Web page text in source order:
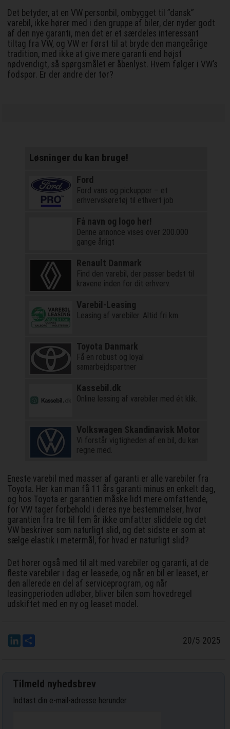
Det betyder, at en VW personbil, ombygget til ”dansk”
varebil, ikke hører med i den gruppe af biler, der nyder godt
af den nye garanti, men det er et særdeles interessant
tiltag fra VW, og VW er først til at bryde den mangeårige
tradition, med ikke at give mere garanti end højst
nødvendigt, så spørgsmålet er åbenlyst. Hvem følger i VW’s
fodspor. Er der andre der tør?
Løsninger du kan bruge!
Ford
Ford vans og pickupper – et
erhvervskøretøj til ethvert job
Få navn og logo her!
Denne annonce vises over 200.000
gange årligt
Renault Danmark
Find den varebil, der passer bedst til
kravene inden for dit erhverv.
Varebil-Leasing
Leasing af varebiler. Altid fri km.
Toyota Danmark
Få en robust og loyal
samarbejdspartner
Kassebil.dk
Online leasing af varebiler med ét klik.
Volkswagen Skandinavisk Motor
Vi forstår vigtigheden af en bil, du kan
regne med.
Eneste varebil med masser af garanti er alle varebiler fra
Toyota. Her kan man få 11 års garanti minus en enkelt dag,
og hos Toyota er garantien måske lidt mere omfattende,
for VW tager forbehold i deres nye bestemmelser, hvor
garantien fra tre til fem år ikke omfatter sliddele og det
VW beskriver som naturligt slid, og det sidste er som at
sælge elastik i metermål, for hvad er naturligt slid?
Det hører også med til alt med varebiler og garanti, at de
fleste varebiler i dag er leasede, og når en bil er leaset, er
den allerede en del af serviceprogram, og når
leasingperioden udløber, bliver bilen som hovedregel
udskiftet med en ny og leaset model.
LinkedIn 20/5 2025
Tilmeld nyhedsbrev
Indtast din e-mail-adresse herunder.